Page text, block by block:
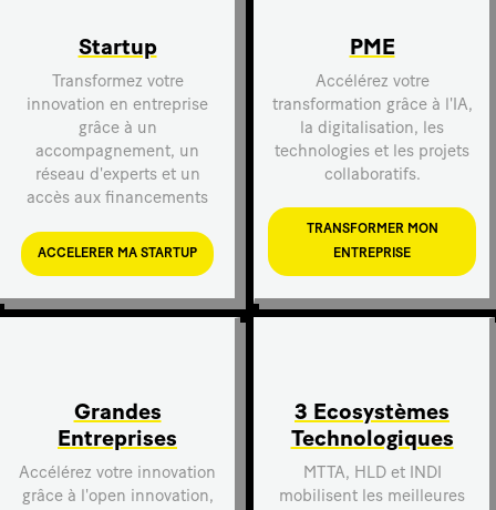
Startup
Transformez votre
innovation en entreprise
grâce à un
accompagnement, un
réseau d'experts et un
accès aux financements
ACCELERER MA STARTUP
PME
Accélérez votre
transformation grâce à l'IA,
la digitalisation, les
technologies et les projets
collaboratifs.
TRANSFORMER MON
ENTREPRISE
Grandes
Entreprises
Accélérez votre innovation
grâce à l'open innovation,
3 Ecosystèmes
Technologiques
MTTA, HLD et INDI
mobilisent les meilleures